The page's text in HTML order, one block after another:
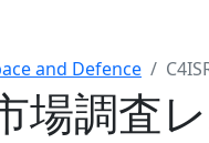
and Defence
場調査